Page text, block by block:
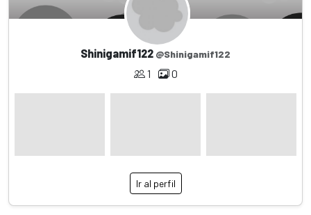
Shinigamif122 @Shinigamif122
1 0
Ir al perfil